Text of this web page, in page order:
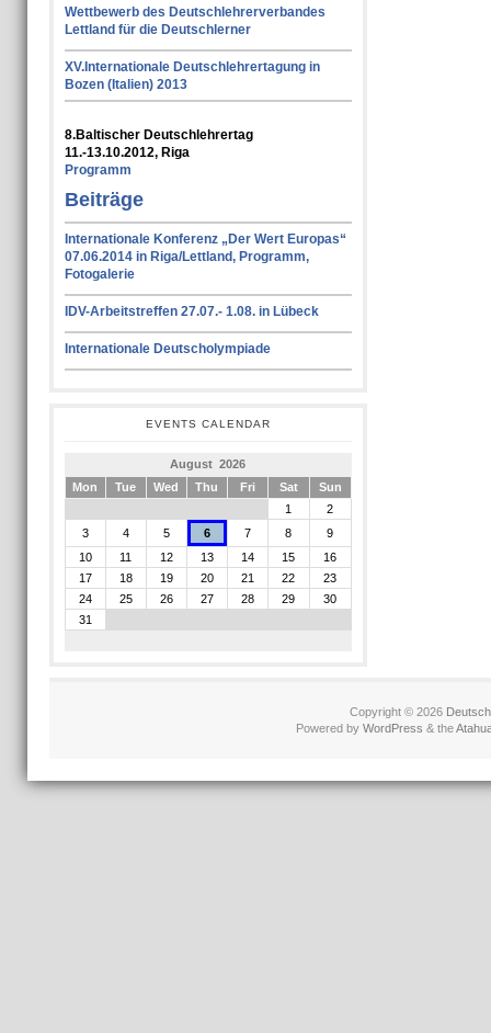
Wettbewerb des Deutschlehrerverbandes
Lettland für die Deutschlerner
XV.Internationale Deutschlehrertagung in
Bozen (Italien) 2013
8.Baltischer Deutschlehrertag
11.-13.10.2012, Riga
Programm
Beiträge
Internationale Konferenz „Der Wert Europas“
07.06.2014 in Riga/Lettland, Programm,
Fotogalerie
IDV-Arbeitstreffen 27.07.- 1.08. in Lübeck
Internationale Deutscholympiade
EVENTS CALENDAR
August 2026
Mon
Tue Wed Thu Fri Sat
Sun
1
2
3
4 5 6 7 8
9
10
11 12 13 14 15
16
17
18 19 20 21 22
23
24
25 26 27 28 29
30
31
Copyright © 2026
Powered by WordPress & the